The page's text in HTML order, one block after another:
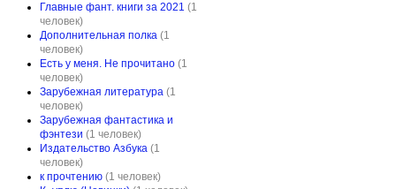
Главные фант. книги за 2021 (1
человек)
Дополнительная полка (1
человек)
Есть у меня. Не прочитано (1
человек)
Зарубежная литература (1
человек)
Зарубежная фантастика и
фэнтези (1 человек)
Издательство Азбука (1
человек)
к прочтению (1 человек)